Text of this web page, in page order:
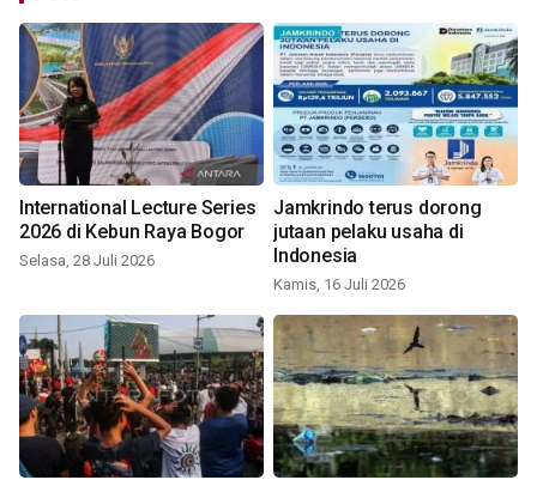
International Lecture Series
2026 di Kebun Raya Bogor
Selasa, 28 Juli 2026
Jamkrindo terus dorong
jutaan pelaku usaha di
Indonesia
Kamis, 16 Juli 2026